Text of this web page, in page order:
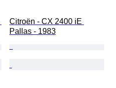
Citroën - CX 2400 iE
Pallas - 1983